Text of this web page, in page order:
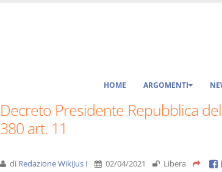
HOME ARGOMENTI
Decreto Presidente Repubblica
380 art. 11
di Redazione WikiJus I 02/04/2021 Libera